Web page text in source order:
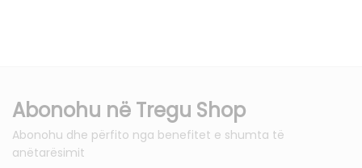
Abonohu në Tregu Shop
Abonohu dhe përfito nga benefitet e shumta të
anëtarësimit